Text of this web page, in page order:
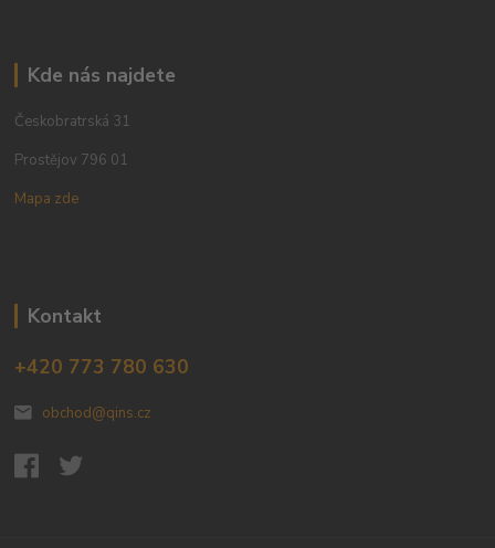
Kde nás najdete
Českobratrská 31
Prostějov 796 01
Mapa zde
Kontakt
+420 773 780 630
obchod@qins.cz